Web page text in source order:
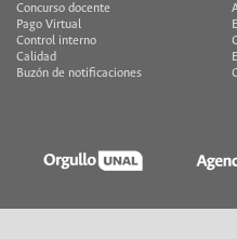
Concurso docente
Pago Virtual
Control interno
Calidad
Buzón de notificaciones